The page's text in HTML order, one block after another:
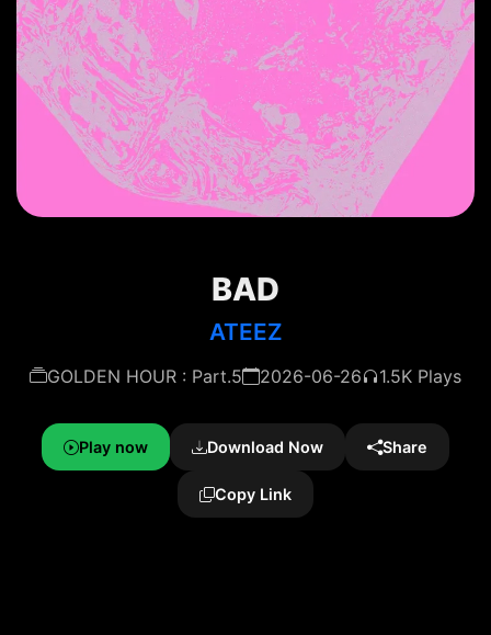
BAD
ATEEZ
GOLDEN HOUR : Part.5 2026-06-26 1.5K Plays
Play now Download Now Share
Copy Link